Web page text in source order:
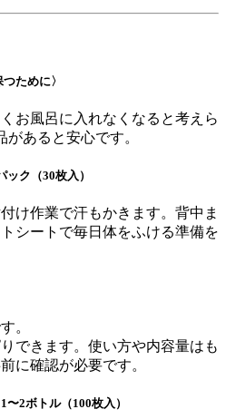
ために〉
お風呂に入れなくなると考えら
あると安心です。
ク（30枚入）
け作業で汗もかきます。背中ま
シートで毎日体をふける準備を
。
できます。使い方や内容量はも
に確認が必要です。
2ボトル（100枚入）